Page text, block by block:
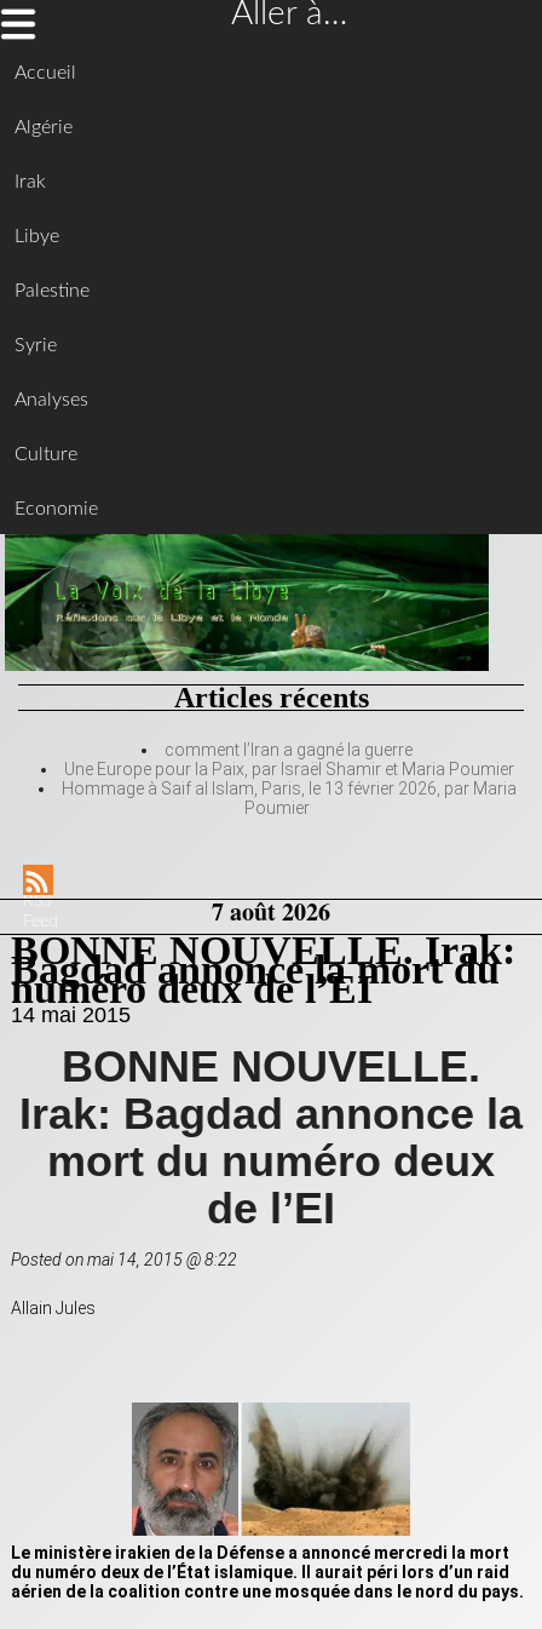
Aller à…
Accueil
Algérie
Irak
Libye
Palestine
Syrie
Analyses
Culture
Economie
Articles récents
comment l’Iran a gagné la guerre
Une Europe pour la Paix, par Israël Shamir et Maria Poumier
Hommage à Saif al Islam, Paris, le 13 février 2026, par Maria
Poumier
RSS
7 août 2026
BONNE NOUVELLE. Irak:
Bagdad annonce la mort du
numéro deux de l’EI
14 mai 2015
BONNE NOUVELLE.
Irak: Bagdad annonce la
mort du numéro deux
de l’EI
Posted on mai 14, 2015 @ 8:22
Allain Jules
Le ministère irakien de la Défense a annoncé mercredi la mort
du numéro deux de l’État islamique. Il aurait péri lors d’un raid
aérien de la coalition contre une mosquée dans le nord du pays.